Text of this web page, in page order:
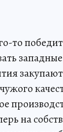
то
на